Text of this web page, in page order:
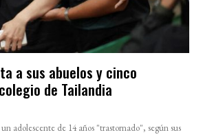
a sus abuelos y cinco
de Tailandia
adolescente de 14 años "trastornado", según sus